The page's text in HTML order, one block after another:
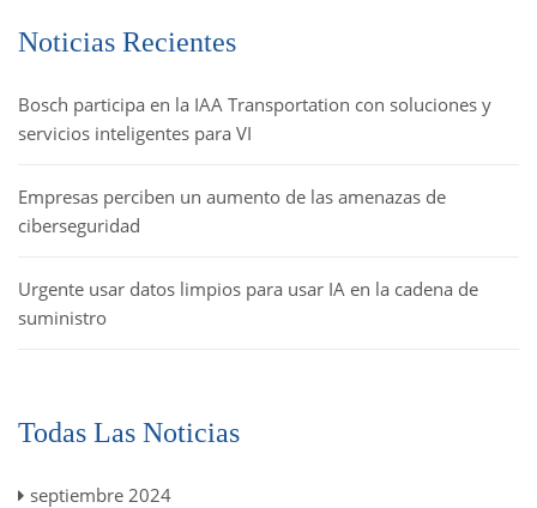
Noticias Recientes
Bosch participa en la IAA Transportation con soluciones y
servicios inteligentes para VI
Empresas perciben un aumento de las amenazas de
ciberseguridad
Urgente usar datos limpios para usar IA en la cadena de
suministro
Todas Las Noticias
septiembre 2024